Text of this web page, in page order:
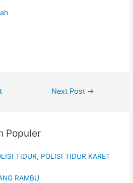
Next Post →
Populer
TIDUR, POLISI TIDUR KARET
RAMBU